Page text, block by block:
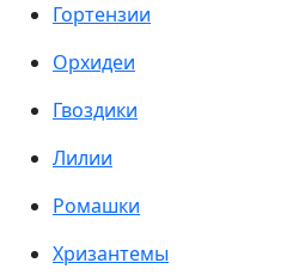
Гортензии
Орхидеи
Гвоздики
Лилии
Ромашки
Хризантемы